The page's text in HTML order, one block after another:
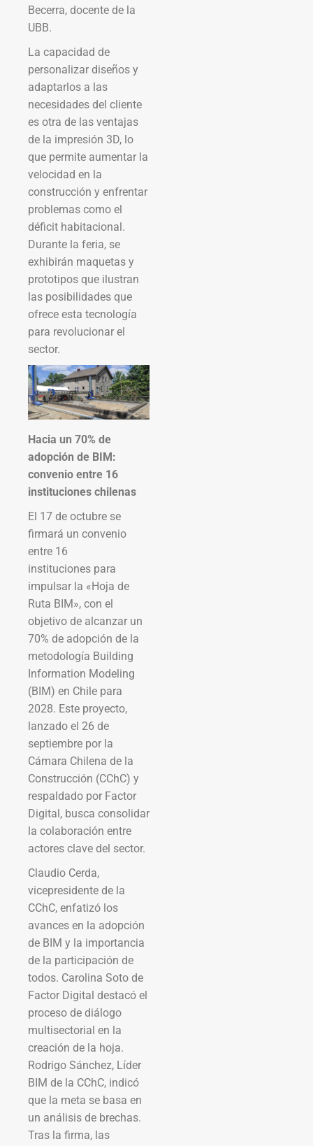
Becerra, docente de la
UBB.
La capacidad de
personalizar diseños y
adaptarlos a las
necesidades del cliente
es otra de las ventajas
de la impresión 3D, lo
que permite aumentar la
velocidad en la
construcción y enfrentar
problemas como el
déficit habitacional.
Durante la feria, se
exhibirán maquetas y
prototipos que ilustran
las posibilidades que
ofrece esta tecnología
para revolucionar el
sector.
Hacia un 70% de
adopción de BIM:
convenio entre 16
instituciones chilenas
El 17 de octubre se
firmará un convenio
entre 16
instituciones para
impulsar la «Hoja de
Ruta BIM», con el
objetivo de alcanzar un
70% de adopción de la
metodología Building
Information Modeling
(BIM) en Chile para
2028. Este proyecto,
lanzado el 26 de
septiembre por la
Cámara Chilena de la
Construcción (CChC) y
respaldado por Factor
Digital, busca consolidar
la colaboración entre
actores clave del sector.
Claudio Cerda,
vicepresidente de la
CChC, enfatizó los
avances en la adopción
de BIM y la importancia
de la participación de
todos. Carolina Soto de
Factor Digital destacó el
proceso de diálogo
multisectorial en la
creación de la hoja.
Rodrigo Sánchez, Líder
BIM de la CChC, indicó
que la meta se basa en
un análisis de brechas.
Tras la firma, las